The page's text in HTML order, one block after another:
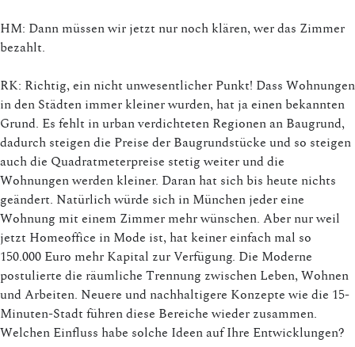
HM: Dann müssen wir jetzt nur noch klären, wer das Zimmer
bezahlt.
RK: Richtig, ein nicht unwesentlicher Punkt! Dass Wohnungen
in den Städten immer kleiner wurden, hat ja einen bekannten
Grund. Es fehlt in urban verdichteten Regionen an Baugrund,
dadurch steigen die Preise der Baugrundstücke und so steigen
auch die Quadratmeterpreise stetig weiter und die
Wohnungen werden kleiner. Daran hat sich bis heute nichts
geändert. Natürlich würde sich in München jeder eine
Wohnung mit einem Zimmer mehr wünschen. Aber nur weil
jetzt Homeoffice in Mode ist, hat keiner einfach mal so
150.000 Euro mehr Kapital zur Verfügung. Die Moderne
postulierte die räumliche Trennung zwischen Leben, Wohnen
und Arbeiten. Neuere und nachhaltigere Konzepte wie die 15-
Minuten-Stadt führen diese Bereiche wieder zusammen.
Welchen Einfluss habe solche Ideen auf Ihre Entwicklungen?